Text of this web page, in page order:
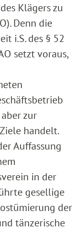
Klägers zu
Denn die
i.S. des § 52
setzt voraus,
zur
handelt.
Auffassung
in der
gesellige
der
tänzerische